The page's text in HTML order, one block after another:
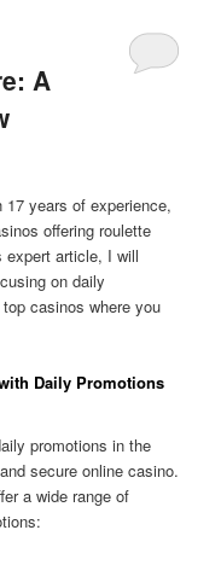
A
years of experience,
offering roulette
article, I will
on daily
casinos where you
Daily Promotions
promotions in the
secure online casino.
a wide range of